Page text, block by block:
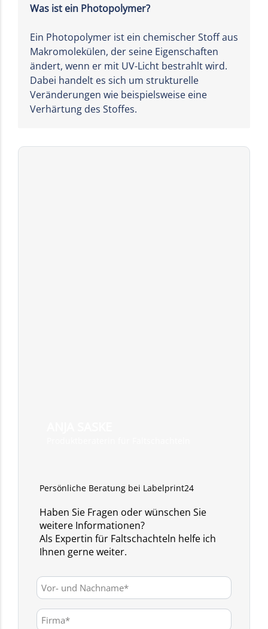
Was ist ein Photopolymer?
Ein Photopolymer ist ein chemischer Stoff aus
Makromolekülen, der seine Eigenschaften
ändert, wenn er mit UV-Licht bestrahlt wird.
Dabei handelt es sich um strukturelle
Veränderungen wie beispielsweise eine
Verhärtung des Stoffes.
Persönliche Beratung bei Labelprint24
Haben Sie Fragen oder wünschen Sie
weitere Informationen?
Als Expertin für Faltschachteln helfe ich
Ihnen gerne weiter.